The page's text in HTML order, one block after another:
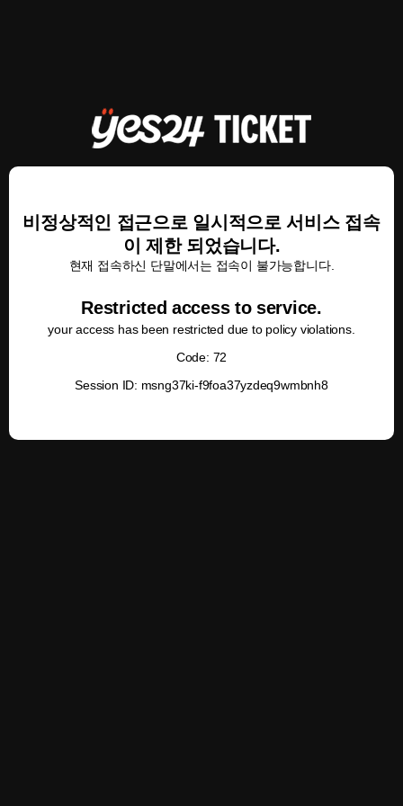
비정상적인 접근으로 일시적으로 서비스 접속
이 제한 되었습니다.
현재 접속하신 단말에서는 접속이 불가능합니다.
Restricted access to service.
your access has been restricted due to policy violations.
Code: 72
Session ID: msng37ki-f9foa37yzdeq9wmbnh8